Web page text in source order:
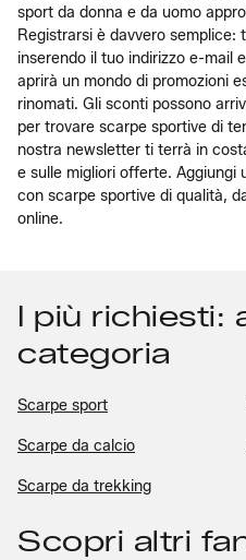
sport da donna e da uomo
Registrarsi è davvero
inserendo il tuo indirizzo e-mail
aprirà un mondo di promozioni
rinomati. Gli sconti possono
per trovare scarpe sportive di
nostra newsletter ti terrà in
e sulle migliori offerte. Aggiungi
con scarpe sportive di qualità,
online.
I più richiesti:
categoria
Scarpe sport
Scarpe da calcio
Scarpe da trekking
Scopri altri